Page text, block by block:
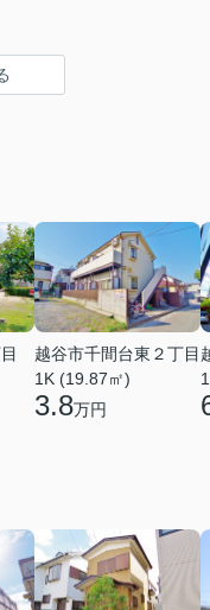
越谷市千間台東２丁目
1K (19.87㎡)
3.8万円